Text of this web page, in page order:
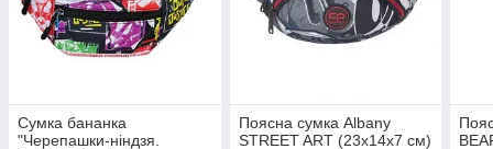
Сумка бананка
"Черепашки-ніндзя.
Поясна сумка Albany
STREET ART (23х14х7 см)